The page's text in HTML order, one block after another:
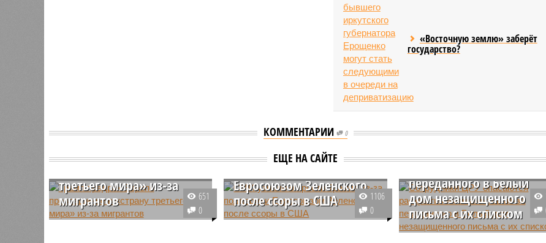
«Восточную землю» заберёт
государство?
КОММЕНТАРИИ 0
ЕЩЕ НА САЙТЕ
Трамп предрек Европе
третьего мира» из-за
мигрантов
Президент США Дональд Трамп
651
0
СМИ узнали о ярости
Трампа из-за поддержки
Евросоюзом Зеленского
после ссоры в США
Американский лидер Дональд
1106
0
Сотрудники ЦРУ
имен агентов из-за
переданного в Белый
дом незащищенного
письма с их списком
ЦРУ США по запросу Белого